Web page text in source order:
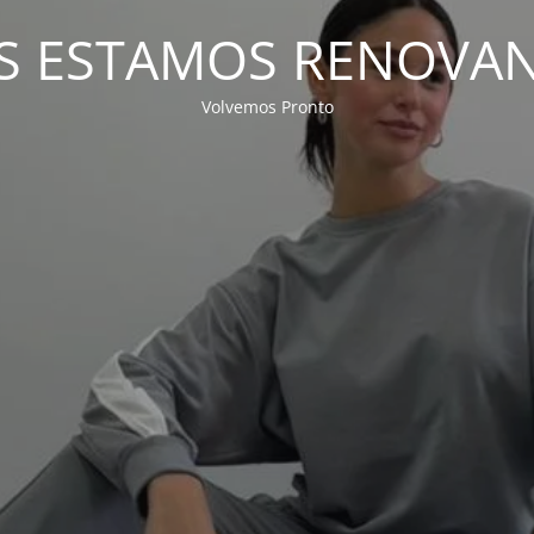
ESTAMOS
Volvemos Pronto